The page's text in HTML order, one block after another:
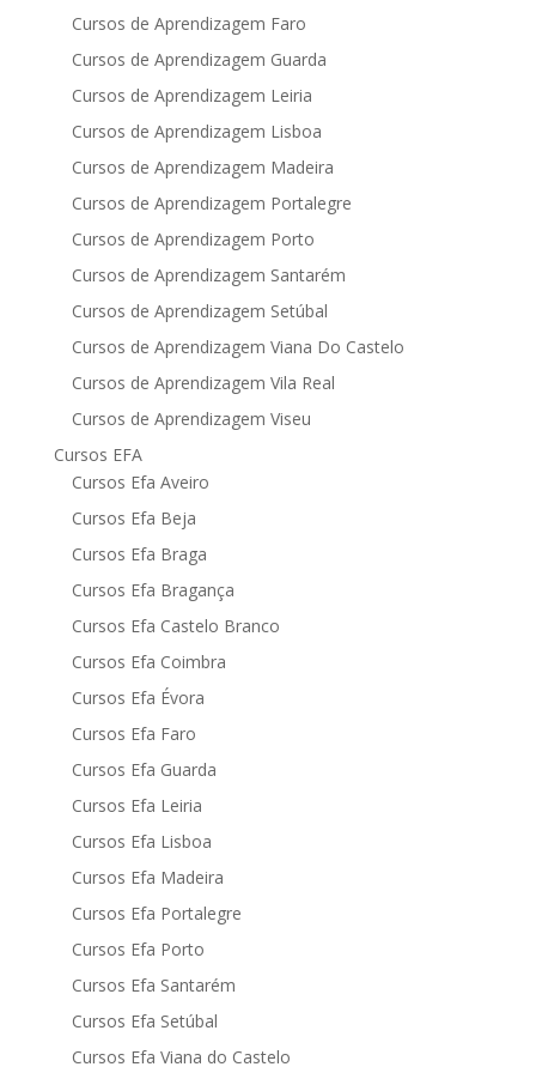
Cursos de Aprendizagem Faro
Cursos de Aprendizagem Guarda
Cursos de Aprendizagem Leiria
Cursos de Aprendizagem Lisboa
Cursos de Aprendizagem Madeira
Cursos de Aprendizagem Portalegre
Cursos de Aprendizagem Porto
Cursos de Aprendizagem Santarém
Cursos de Aprendizagem Setúbal
Cursos de Aprendizagem Viana Do Castelo
Cursos de Aprendizagem Vila Real
Cursos de Aprendizagem Viseu
Cursos EFA
Cursos Efa Aveiro
Cursos Efa Beja
Cursos Efa Braga
Cursos Efa Bragança
Cursos Efa Castelo Branco
Cursos Efa Coimbra
Cursos Efa Évora
Cursos Efa Faro
Cursos Efa Guarda
Cursos Efa Leiria
Cursos Efa Lisboa
Cursos Efa Madeira
Cursos Efa Portalegre
Cursos Efa Porto
Cursos Efa Santarém
Cursos Efa Setúbal
Cursos Efa Viana do Castelo